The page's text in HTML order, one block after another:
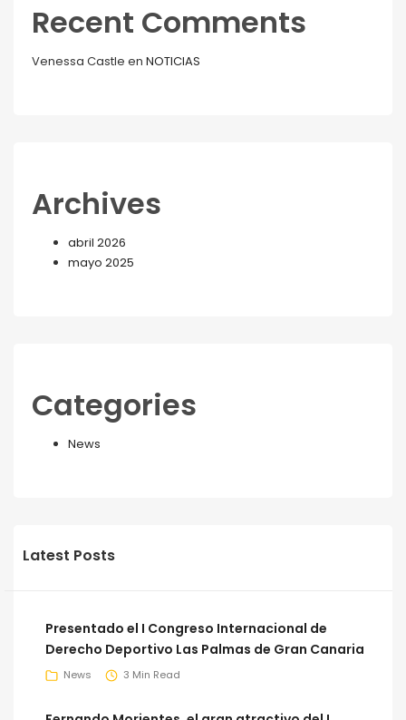
Recent Comments
Venessa Castle en NOTICIAS
Archives
abril 2026
mayo 2025
Categories
News
Latest Posts
Presentado el I Congreso Internacional de
Derecho Deportivo Las Palmas de Gran Canaria
News 3 Min Read